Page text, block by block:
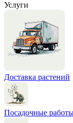
Услуги
Доставка растений
Посадочные